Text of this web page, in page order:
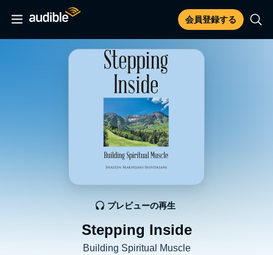
会員登録する
Stepping Inside
Building Spiritual Muscle
プレビューの再生